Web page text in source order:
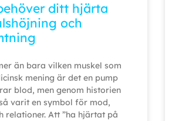
ditt hjärta
och
än bara vilken muskel som
mening är det en pump
blod, men genom historien
varit en symbol för mod,
relationer. Att ”ha hjärtat på